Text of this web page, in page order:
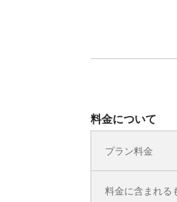
料金について
プラン料金
料金に含まれる